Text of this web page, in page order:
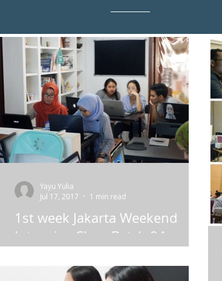
1st week Jakarta Weekend
Intensive Class Batch 04
dimulai pada hari sabtu tanggal 15 Juli
Yayu Yulia
Jul 17, 2017
1 min read